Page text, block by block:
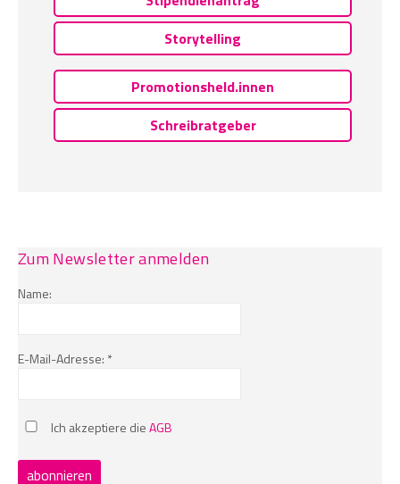
Storytelling
Promotionsheld.innen
Schreibratgeber
Zum Newsletter anmelden
Name:
E-Mail-Adresse: *
Ich akzeptiere dieAGB